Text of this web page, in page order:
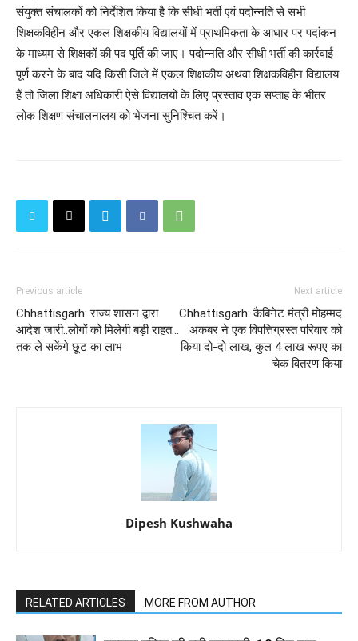
संयुक्त संचालकों को निर्देशित किया है कि सीधी भर्ती एवं पदोन्नति से सभी
शिक्षकविहीन और एकल शिक्षकीय विद्यालयों में प्राथमिकता के आधार पर पदांकन
के माध्यम से शिक्षकों की पद पूर्ति की जाए। पदोन्नति और सीधी भर्ती की कार्रवाई
पूर्ण करने के बाद यदि किसी जिले में एकल शिक्षकीय अथवा शिक्षकविहीन विद्यालय
हैं तो जिला शिक्षा अधिकारी ऐसे विद्यालयों के लिए प्रस्ताव एक सप्ताह के भीतर
लोक शिक्षण संचालनालय को भेजना सुनिश्चित करें।
Previous article
Chhattisgarh: राज्य शासन द्वारा
आदेश जारी..लोगों को मिलेगी बड़ी राहत...
तक ले सकेंगे छूट का लाभ
Next article
Chhattisgarh: कैबिनेट मंत्री मोहम्मद
अकबर ने एक विपत्तिग्रस्त परिवार को
किया दो-दो लाख, कुल 4 लाख रूपए का
चेक वितरण किया
Dipesh Kushwaha
RELATED ARTICLES MORE FROM AUTHOR